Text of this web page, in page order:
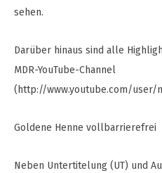
sehen.
Darüber hinaus sind alle
MDR-YouTube-Channel
(http://www.youtube.com/user/
Goldene Henne vollbarrierefrei
Neben Untertitelung (UT) und